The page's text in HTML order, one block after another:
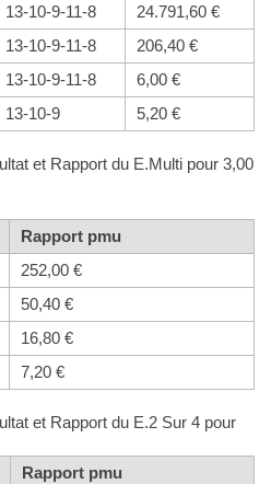
13-10-9-11-8
24.791,60 €
13-10-9-11-8
206,40 €
13-10-9-11-8
6,00 €
13-10-9 5,20 €
et Rapport du E.Multi pour 3,00
Rapport pmu
252,00 €
50,40 €
16,80 €
7,20 €
et Rapport du E.2 Sur 4 pour
Rapport pmu